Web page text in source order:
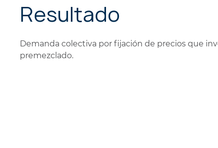
Resultado
Demanda colectiva por fijación de precios que
premezclado.